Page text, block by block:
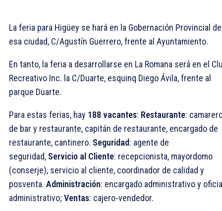
La feria para Higüey se hará en la Gobernación Provincial de
esa ciudad, C/Agustín Guerrero, frente al Ayuntamiento.
En tanto, la feria a desarrollarse en La Romana será en el
Recreativo Inc. la C/Duarte, esquinq Diego Ávila, frente al
parque Duarte.
Para estas ferias, hay 188 vacantes: Restaurante:
de bar y restaurante, capitán de restaurante, encargado de
restaurante, cantinero. Seguridad: agente de
seguridad, Servicio al Cliente: recepcionista, mayordomo
(conserje), servicio al cliente, coordinador de calidad y
posventa. Administración: encargado administrativo y
administrativo; Ventas: cajero-vendedor.